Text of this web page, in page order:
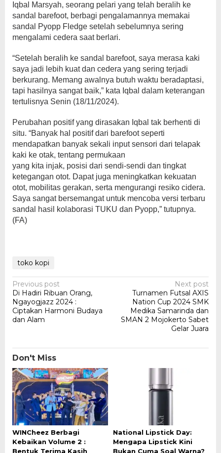
Iqbal Marsyah, seorang pelari yang telah beralih ke
sandal barefoot, berbagi pengalamannya memakai
sandal Pyopp Fledge setelah sebelumnya sering
mengalami cedera saat berlari.
“Setelah beralih ke sandal barefoot, saya merasa kaki
saya jadi lebih kuat dan cedera yang sering terjadi
berkurang. Memang awalnya butuh waktu beradaptasi,
tapi hasilnya sangat baik,” kata Iqbal dalam keterangan
tertulisnya Senin (18/11/2024).
Perubahan positif yang dirasakan Iqbal tak berhenti di
situ. “Banyak hal positif dari barefoot seperti
mendapatkan banyak sekali input sensori dari telapak
kaki ke otak, tentang permukaan
yang kita injak, posisi dari sendi-sendi dan tingkat
ketegangan otot. Dapat juga meningkatkan kekuatan
otot, mobilitas gerakan, serta mengurangi resiko cidera.
Saya sangat bersemangat untuk mencoba versi terbaru
sandal hasil kolaborasi TUKU dan Pyopp,” tutupnya.
(FA)
toko kopi
Post
navigation
Previous post
Di Hadiri Ribuan Orang,
Ngayogjazz 2024 :
Ciptakan Harmoni Budaya
dan Alam
Next post
Turnamen Futsal AXIS
Nation Cup 2024 SMK
Medika Samarinda dan
SMAN 2 Mojokerto Sabet
Gelar Juara
Don't Miss
WINCheez Berbagi
Kebaikan Volume 2 :
Bentuk Terima Kasih
National Lipstick Day:
Mengapa Lipstick Kini
Bukan Cuma Soal Warna?